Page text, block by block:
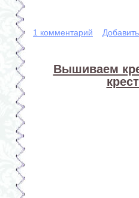
1 комментарий
Вышиваем